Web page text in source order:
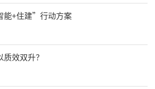
有方向、有标准、有抓手。
，现场管控提质效。
矿机电安装工作实际，聚焦班
、制度落实等关键环节，做实
理。严格执行班前（班后）
能+住建”行动方案
效双升？